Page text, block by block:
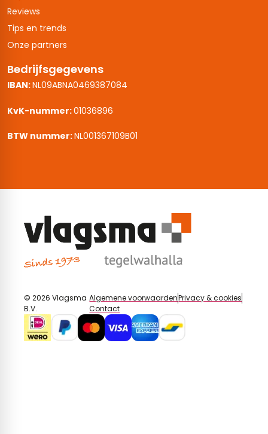
Reviews
Tips en trends
Onze partners
Bedrijfsgegevens
IBAN:NL09ABNA0469387084
KvK-nummer:01036896
BTW nummer:NL001367109B01
© 2026 Vlagsma
B.V.
Algemene voorwaardenPrivacy & cookies
Contact